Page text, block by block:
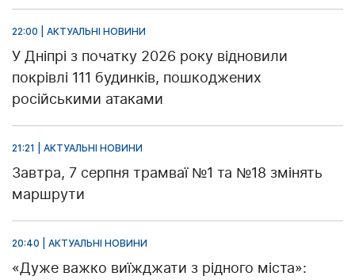
22:00 | АКТУАЛЬНІ НОВИНИ
У Дніпрі з початку 2026 року відновили
покрівлі 111 будинків, пошкоджених
російськими атаками
21:21 | АКТУАЛЬНІ НОВИНИ
Завтра, 7 серпня трамваї №1 та №18 змінять
маршрути
20:40 | АКТУАЛЬНІ НОВИНИ
«Дуже важко виїжджати з рідного міста»: